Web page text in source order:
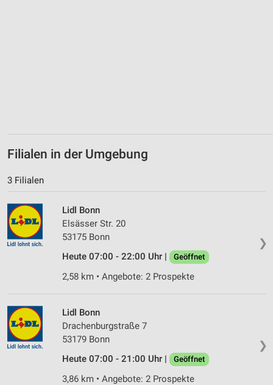
Filialen in der Umgebung
3 Filialen
❯
Lidl Bonn
Elsässer Str. 20
53175 Bonn
Heute 07:00 - 22:00 Uhr |
Geöffnet
2,58 km • Angebote: 2 Prospekte
❯
Lidl Bonn
Drachenburgstraße 7
53179 Bonn
Heute 07:00 - 21:00 Uhr |
Geöffnet
3,86 km • Angebote: 2 Prospekte